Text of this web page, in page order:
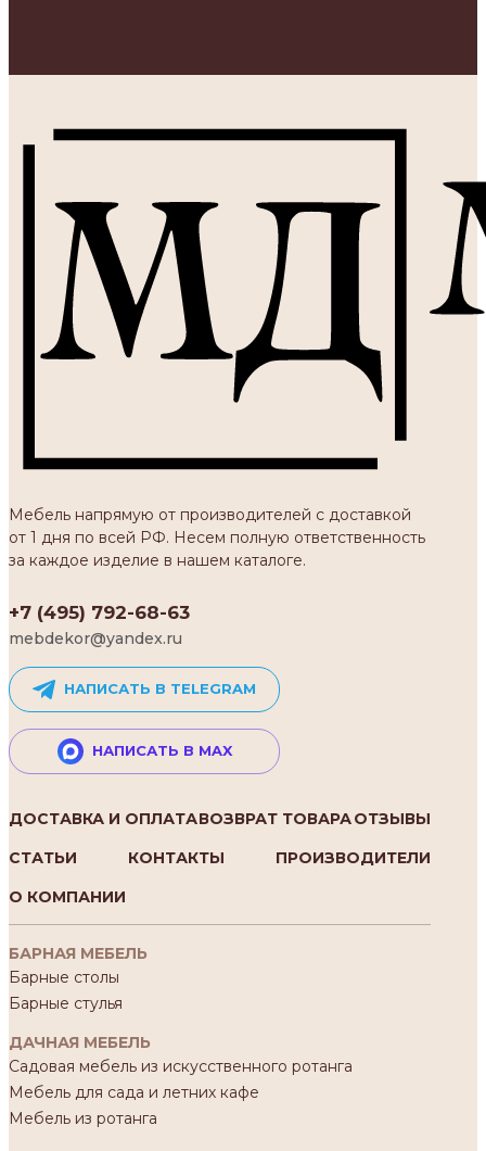
Мебель напрямую от производителей с доставкой
от 1 дня по всей РФ. Несем полную ответственность
за каждое изделие в нашем каталоге.
+7 (495) 792-68-63
mebdekor@yandex.ru
НАПИСАТЬ В TELEGRAM
НАПИСАТЬ В MAX
ДОСТАВКА И ОПЛАТАВОЗВРАТ ТОВАРАОТЗЫВЫ
СТАТЬИ
КОНТАКТЫ
ПРОИЗВОДИТЕЛИ
О КОМПАНИИ
БАРНАЯ МЕБЕЛЬ
Барные столы
Барные стулья
ДАЧНАЯ МЕБЕЛЬ
Садовая мебель из искусственного ротанга
Мебель для сада и летних кафе
Мебель из ротанга